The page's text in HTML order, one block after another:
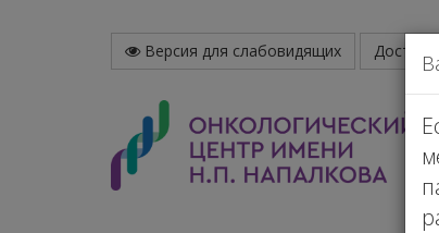
Версия для слабовидящих